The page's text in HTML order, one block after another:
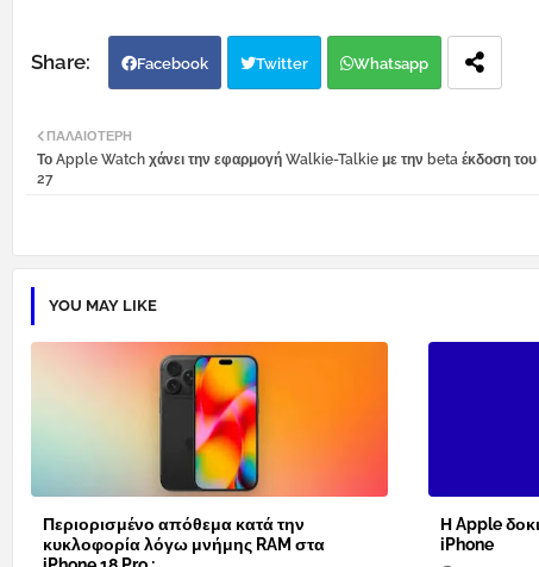
Facebook Twitter Whatsapp
ΠΑΛΑΙΌΤΕΡΗ
Το Apple Watch χάνει την εφαρμογή Walkie-Talkie με την beta έκδοση
27
YOU MAY LIKE
Περιορισμένο απόθεμα κατά την
κυκλοφορία λόγω μνήμης RAM στα
Η Apple
iPhone